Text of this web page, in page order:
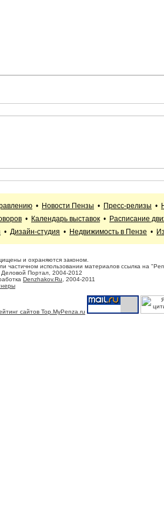
• Новости Пензы • Пресс-релизы •
• Календарь выставок • Расписание
• Дизайн-студия • Недвижимость в Пензе •
и охраняются законом.
частичном использовании материалов ссылка на
Портал, 2004-2012
Denzhakov.Ru , 2004-2011